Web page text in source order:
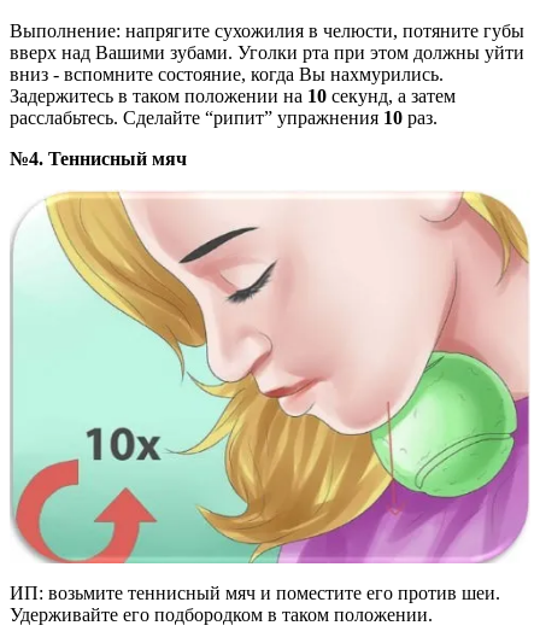
Выполнение: напрягите сухожилия в челюсти, потяните губы
вверх над Вашими зубами. Уголки рта при этом должны уйти
вниз - вспомните состояние, когда Вы нахмурились.
Задержитесь в таком положении на 10 секунд, а затем
расслабьтесь. Сделайте “рипит” упражнения 10 раз.
№4. Теннисный мяч
ИП: возьмите теннисный мяч и поместите его против шеи.
Удерживайте его подбородком в таком положении.